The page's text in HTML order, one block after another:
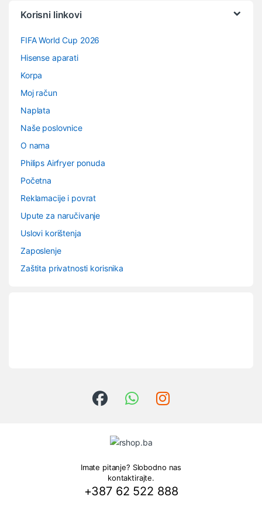
Korisni linkovi
FIFA World Cup 2026
Hisense aparati
Korpa
Moj račun
Naplata
Naše poslovnice
O nama
Philips Airfryer ponuda
Početna
Reklamacije i povrat
Upute za naručivanje
Uslovi korištenja
Zaposlenje
Zaštita privatnosti korisnika
Imate pitanje? Slobodno nas
kontaktirajte.
+387 62 522 888